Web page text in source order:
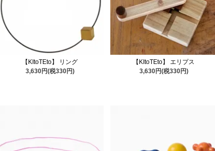
【KItoTEto】 リング
3,630円(税330円)
【KItoTEto】 エリプス
3,630円(税330円)